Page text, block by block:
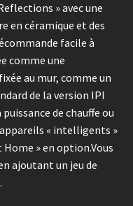
» avec une
en céramique et des
facile à
comme une
au mur, comme un
de la version IPI
de chauffe ou
« intelligents »
» en option.Vous
ajoutant un jeu de